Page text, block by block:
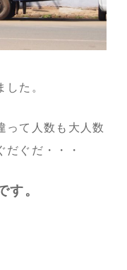
た。
って人数も大人数
ぐだ・・・
す。